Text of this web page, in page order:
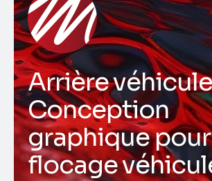
Arrière
Conception
graphique pour
flocage